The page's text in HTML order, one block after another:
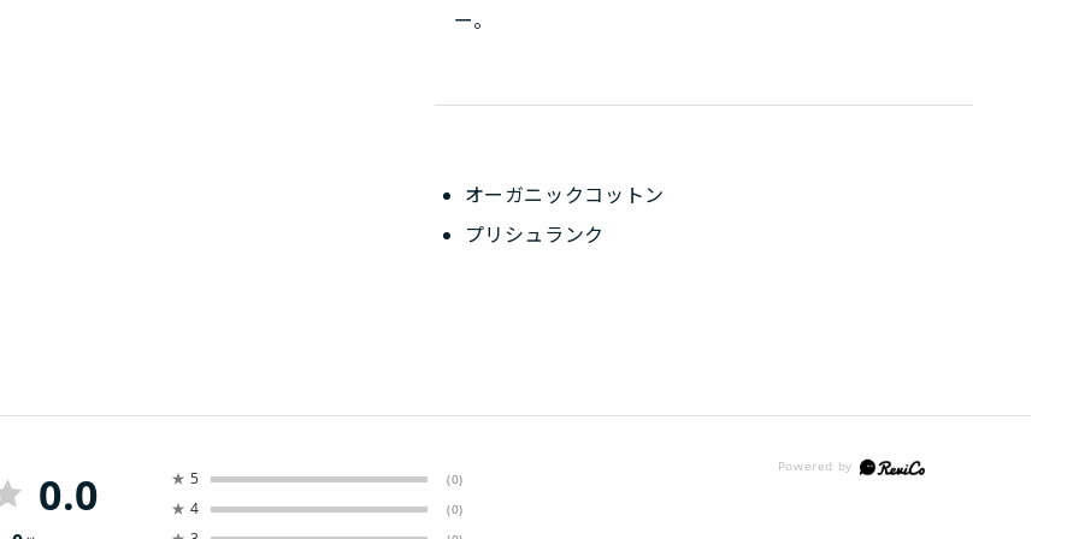
ー。
オーガニックコットン
プリシュランク
0.0 ★ 5 (0)
★ 4 (0)